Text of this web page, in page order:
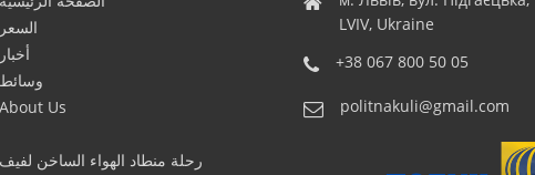
السعر
أخبار
وسائط
About Us
رحلة منطاد الهواء الساخن لفيف
LVIV, Ukraine
+38 067 800 50 05
politnakuli@gmail.com